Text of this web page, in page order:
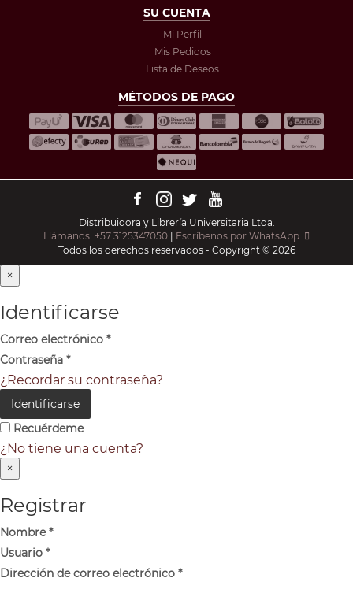
SU CUENTA
Mi Perfil
Mis Pedidos
Lista de Deseos
MÉTODOS DE PAGO
Distribuidora y Librería Universitaria Ltda.
Llámanos: +57 3125347050 | Escríbenos por WhatsApp:
Todos los derechos reservados - Copyright © 2026
×
Identificarse
Correo electrónico *
Contraseña *
¿Recordar su contraseña?
Identificarse
Recuérdeme
¿No tiene una cuenta?
×
Registrar
Nombre*
Usuario *
Dirección de correo electrónico *